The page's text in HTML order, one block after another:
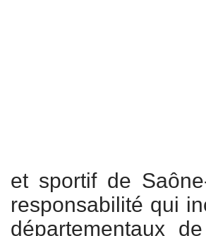
et sportif de
responsabilité qui
départementaux